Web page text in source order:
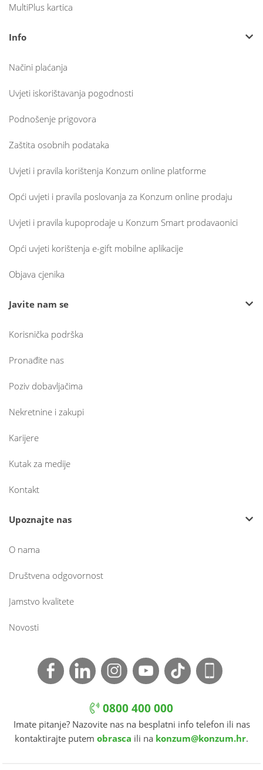
MultiPlus kartica
Info
Načini plaćanja
Uvjeti iskorištavanja pogodnosti
Podnošenje prigovora
Zaštita osobnih podataka
Uvjeti i pravila korištenja Konzum online platforme
Opći uvjeti i pravila poslovanja za Konzum online prodaju
Uvjeti i pravila kupoprodaje u Konzum Smart prodavaonici
Opći uvjeti korištenja e-gift mobilne aplikacije
Objava cjenika
Javite nam se
Korisnička podrška
Pronađite nas
Poziv dobavljačima
Nekretnine i zakupi
Karijere
Kutak za medije
Kontakt
Upoznajte nas
O nama
Društvena odgovornost
Jamstvo kvalitete
Novosti
0800 400 000
Imate pitanje? Nazovite nas na besplatni info telefon ili nas
kontaktirajte putem obrasca ili na konzum@konzum.hr.